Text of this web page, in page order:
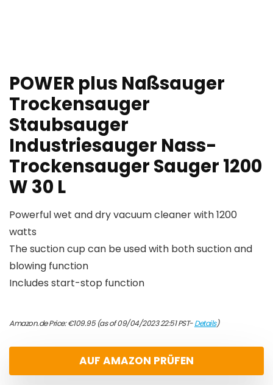
POWER plus Naßsauger
Trockensauger
Staubsauger
Industriesauger Nass-
Trockensauger Sauger 1200
W 30 L
Powerful wet and dry vacuum cleaner with 1200
watts
The suction cup can be used with both suction and
blowing function
Includes start-stop function
Amazon.de Price:€109.95(as of 09/04/2023 22:51 PST-Details)
AUF AMAZON PRÜFEN